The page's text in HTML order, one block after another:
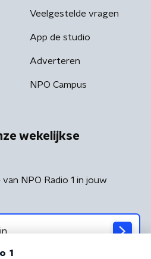
Veelgestelde vragen
App de studio
Adverteren
NPO Campus
wekelijkse
NPO Radio 1 in jouw